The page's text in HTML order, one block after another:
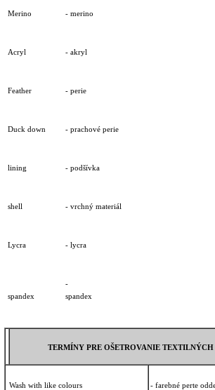
Merino - merino
Acryl - akryl
Feather - perie
Duck down - prachové perie
lining - podšívka
shell - vrchný materiál
Lycra - lycra
spandex
-
TERMÍNY PRE OŠETROVANIE
Wash with like colours - farebné perte